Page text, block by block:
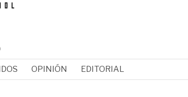
OPINIÓN EDITORIAL